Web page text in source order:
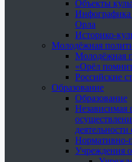
Объекты
Инфографика
Орла
Историко-
Молодёжная
Молодёжная
«Орёл
Российские
Образование
Образование
Независимая
Нормативно-
Учреждения